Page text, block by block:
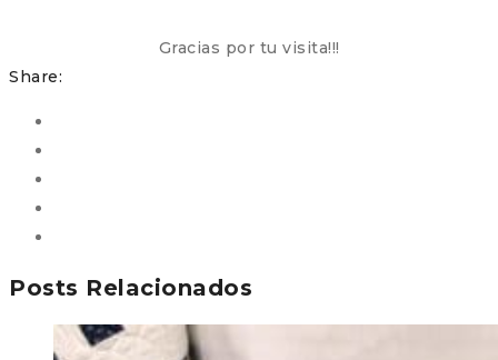
Gracias por tu visita!!!
Share:
Posts Relacionados